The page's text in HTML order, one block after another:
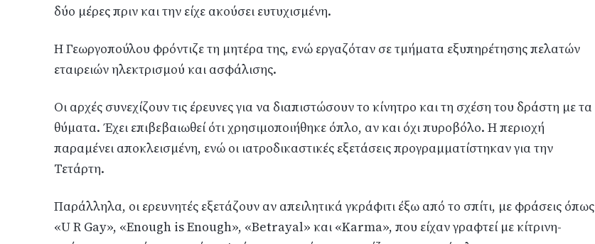
δύο μέρες πριν και την είχε ακούσει ευτυχισμένη.
Η Γεωργοπούλου φρόντιζε τη μητέρα της, ενώ εργαζόταν σε τμήματα εξυπηρέτησης πελατών
εταιρειών ηλεκτρισμού και ασφάλισης.
Οι αρχές συνεχίζουν τις έρευνες για να διαπιστώσουν το κίνητρο και τη σχέση του δράστη με τα
θύματα. Έχει επιβεβαιωθεί ότι χρησιμοποιήθηκε όπλο, αν και όχι πυροβόλο. Η περιοχή
παραμένει αποκλεισμένη, ενώ οι ιατροδικαστικές εξετάσεις προγραμματίστηκαν για την
Τετάρτη.
Παράλληλα, οι ερευνητές εξετάζουν αν απειλητικά γκράφιτι έξω από το σπίτι, με φράσεις όπως
«U R Gay», «Enough is Enough», «Betrayal» και «Karma», που είχαν γραφτεί με κίτρινη-